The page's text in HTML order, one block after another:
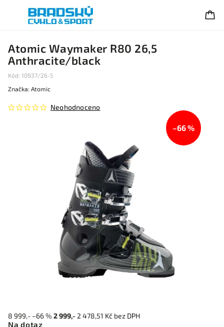
Atomic Waymaker R80 26,5
Anthracite/black
Kód: 10937/26-5
Neohodnoceno
Značka: Atomic
–66 %
8 999,- –66 % 2 999,- 2 478,51 Kč bez DPH
Na dotaz